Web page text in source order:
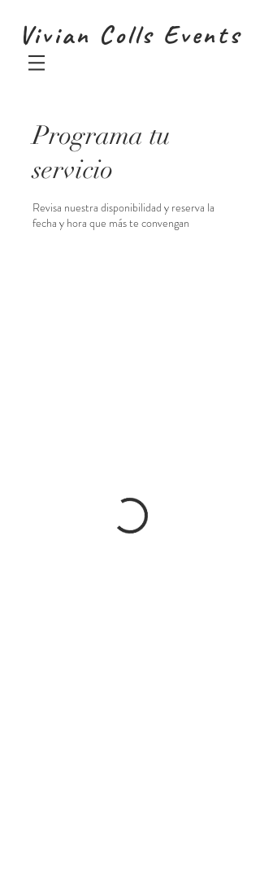
Vivian Colls Events
Programa tu
servicio
Revisa nuestra disponibilidad y reserva la
fecha y hora que más te convengan